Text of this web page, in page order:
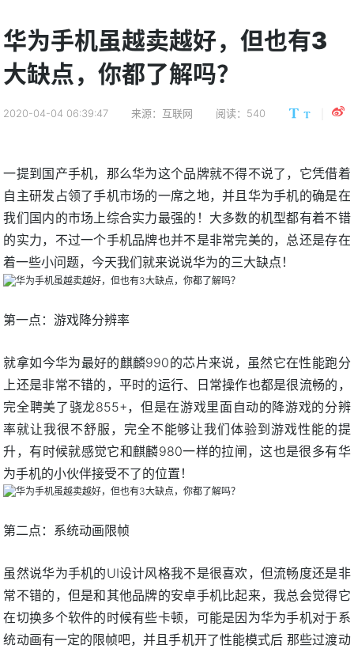
华为手机虽越卖越好，但也有3
大缺点，你都了解吗？
2020-04-04 06:39:47 来源：互联网 阅读：540
一提到国产手机，那么华为这个品牌就不得不说了，它凭借着
自主研发占领了手机市场的一席之地，并且华为手机的确是在
我们国内的市场上综合实力最强的！大多数的机型都有着不错
的实力，不过一个手机品牌也并不是非常完美的，总还是存在
着一些小问题，今天我们就来说说华为的三大缺点！
第一点：游戏降分辨率
就拿如今华为最好的麒麟990的芯片来说，虽然它在性能跑分
上还是非常不错的，平时的运行、日常操作也都是很流畅的，
完全聘美了骁龙855+，但是在游戏里面自动的降游戏的分辨
率就让我很不舒服，完全不能够让我们体验到游戏性能的提
升，有时候就感觉它和麒麟980一样的拉闸，这也是很多有华
为手机的小伙伴接受不了的位置！
第二点：系统动画限帧
虽然说华为手机的UI设计风格我不是很喜欢，但流畅度还是非
常不错的，但是和其他品牌的安卓手机比起来，我总会觉得它
在切换多个软件的时候有些卡顿，可能是因为华为手机对于系
统动画有一定的限帧吧，并且手机开了性能模式后 那些过渡动